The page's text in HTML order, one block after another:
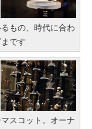
もの、時代に合わ
です
スコット。オーナ